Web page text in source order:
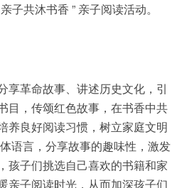
子共沐书香 ” 亲子阅读活动。
享革命故事、讲述历史文化，引
目，传颂红色故事，在书香中共
养良好阅读习惯，树立家庭文明
语言，分享故事的趣味性，激发
孩子们挑选自己喜欢的书籍和家
亲子阅读时光，从而加深孩子们